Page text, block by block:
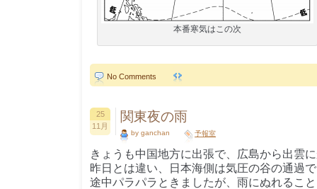
本番寒気はこの次
No Comments
25
11月
関東夜の雨
by ganchan 予報室
きょうも中国地方に出張で、広島から出雲
昨日とは違い、日本海側は気圧の谷の通過
途中パラパラときましたが、雨にぬれるこ